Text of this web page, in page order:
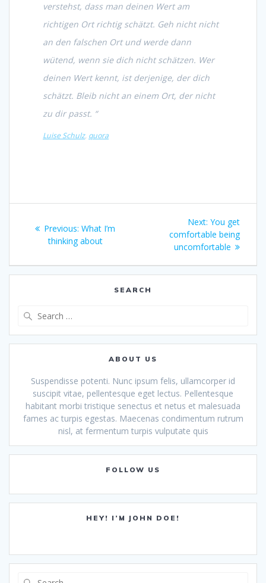
verstehst, dass man deinen Wert am
richtigen Ort richtig schätzt. Geh nicht nicht
an den falschen Ort und werde dann
wütend, wenn sie dich nicht schätzen. Wer
deinen Wert kennt, ist derjenige, der dich
schätzt. Bleib nicht an einem Ort, der nicht
zu dir passt. “
Luise Schulz, quora
navigation
Previous: Previous
post:
What I’m
thinking about
Next: Next
post:
You get
comfortable being
uncomfortable
SEARCH
ABOUT US
Suspendisse potenti. Nunc ipsum felis, ullamcorper id
suscipit vitae, pellentesque eget lectus. Pellentesque
habitant morbi tristique senectus et netus et malesuada
fames ac turpis egestas. Maecenas condimentum rutrum
nisl, at fermentum turpis vulputate quis
FOLLOW US
HEY! I’M JOHN DOE!